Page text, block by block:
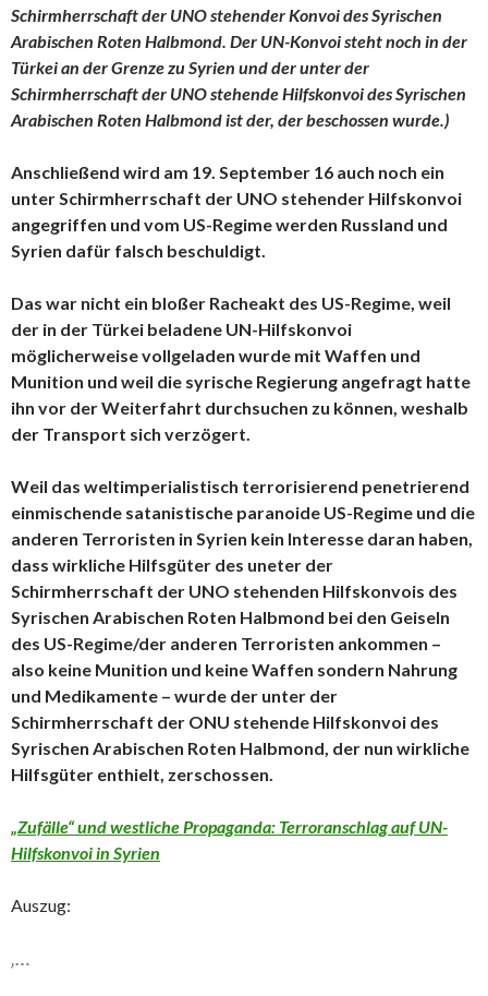
Schirmherrschaft der UNO stehender Konvoi des Syrischen
Arabischen Roten Halbmond. Der UN-Konvoi steht noch in der
Türkei an der Grenze zu Syrien und der unter der
Schirmherrschaft der UNO stehende Hilfskonvoi des Syrischen
Arabischen Roten Halbmond ist der, der beschossen wurde.)
Anschließend wird am 19. September 16 auch noch ein
unter Schirmherrschaft der UNO stehender Hilfskonvoi
angegriffen und vom US-Regime werden Russland und
Syrien dafür falsch beschuldigt.
Das war nicht ein bloßer Racheakt des US-Regime, weil
der in der Türkei beladene UN-Hilfskonvoi
möglicherweise vollgeladen wurde mit Waffen und
Munition und weil die syrische Regierung angefragt hatte
ihn vor der Weiterfahrt durchsuchen zu können, weshalb
der Transport sich verzögert.
Weil das weltimperialistisch terrorisierend penetrierend
einmischende satanistische paranoide US-Regime und die
anderen Terroristen in Syrien kein Interesse daran haben,
dass wirkliche Hilfsgüter des uneter der
Schirmherrschaft der UNO stehenden Hilfskonvois des
Syrischen Arabischen Roten Halbmond bei den Geiseln
des US-Regime/der anderen Terroristen ankommen –
also keine Munition und keine Waffen sondern Nahrung
und Medikamente – wurde der unter der
Schirmherrschaft der ONU stehende Hilfskonvoi des
Syrischen Arabischen Roten Halbmond, der nun wirkliche
Hilfsgüter enthielt, zerschossen.
„Zufälle“ und westliche Propaganda: Terroranschlag auf UN-
Hilfskonvoi in Syrien
Auszug:
‚…